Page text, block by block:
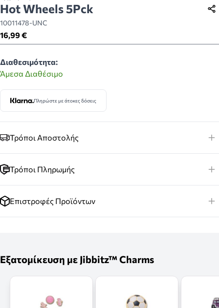
Hot Wheels 5Pck
10011478-UNC
16,99 €
Διαθεσιμότητα:
Άμεσα Διαθέσιμο
Πληρώστε με άτοκες δόσεις
Τρόποι Αποστολής
Τρόποι Πληρωμής
Επιστροφές Προϊόντων
Εξατομίκευση με Jibbitz™ Charms